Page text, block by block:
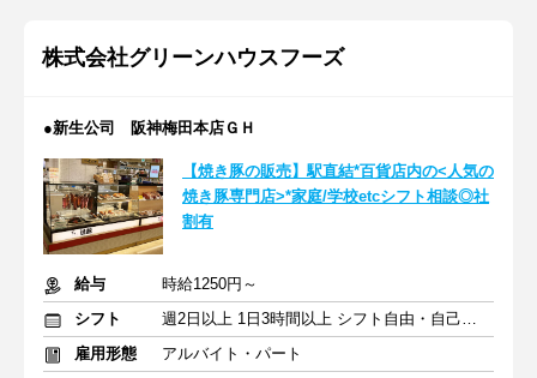
株式会社グリーンハウスフーズ
●新生公司 阪神梅田本店ＧＨ
【焼き豚の販売】駅直結*百貨店内の<人気の
焼き豚専門店>*家庭/学校etcシフト相談◎社
割有
給与
時給1250円～
シフト
週2日以上 1日3時間以上 シフト自由・自己申告
雇用形態
アルバイト・パート